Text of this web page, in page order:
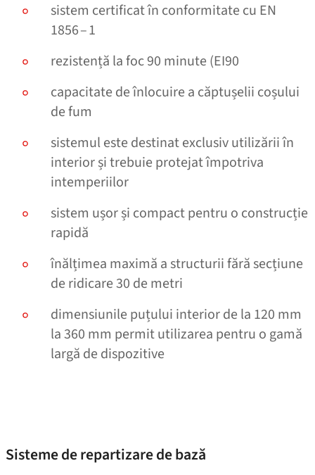
sistem certificat în conformitate cu EN
1856 – 1
rezistență la foc 90 minute (EI90
capacitate de înlocuire a căptușelii coșului
de fum
sistemul este destinat exclusiv utilizării în
interior și trebuie protejat împotriva
intemperiilor
sistem ușor și compact pentru o construcție
rapidă
înălțimea maximă a structurii fără secțiune
de ridicare 30 de metri
dimensiunile puțului interior de la 120 mm
la 360 mm permit utilizarea pentru o gamă
largă de dispozitive
Sisteme de repartizare de bază